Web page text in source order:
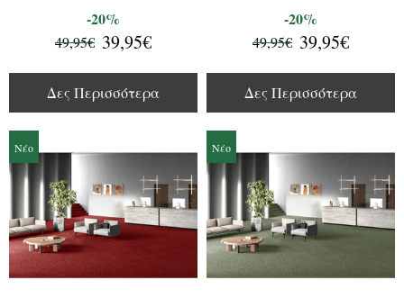
49,95€ 39,95€
-20%
Δες Περισσότερα
49,95€ 39,95€
-20%
Δες Περισσότερα
Νέο Νέο